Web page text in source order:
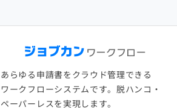
あらゆる申請書をクラウド管理できる
ワークフローシステムです。脱ハンコ・
ペーパーレスを実現します。